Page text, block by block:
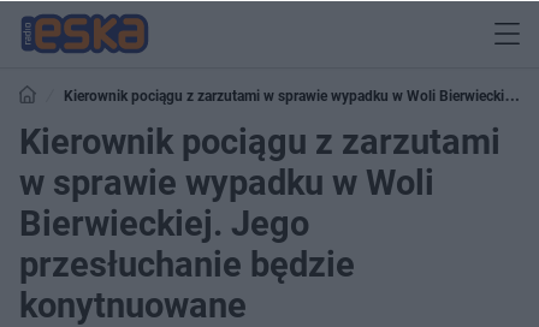
Kierownik pociągu z zarzutami w sprawie wypadku w Woli Bierwieckiej.
Jego przesłuchanie będzie konytnuowane
Kierownik pociągu z zarzutami
w sprawie wypadku w Woli
Bierwieckiej. Jego
przesłuchanie będzie
konytnuowane